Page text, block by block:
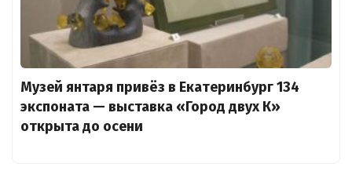
Музей янтаря привёз в Екатеринбург 134
экспоната — выставка «Город двух К»
открыта до осени